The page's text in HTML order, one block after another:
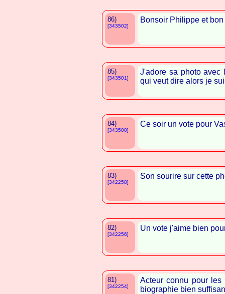
86)
[343502]
Bonsoir Philippe et
85)
[343501]
J'adore sa photo
qui veut dire alors je
84)
[343500]
Ce soir un vote pour
83)
[342258]
Son sourire sur cette
82)
[342256]
Un vote j'aime bien
81)
[342254]
Acteur connu pour les
biographie bien